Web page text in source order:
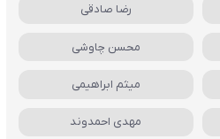
رضا صادقی
محسن چاوشی
میثم ابراهیمی
مهدی احمدوند